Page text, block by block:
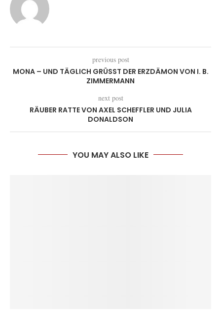
previous post
MONA – UND TÄGLICH GRÜSST DER ERZDÄMON VON I. B. Z
IMMERMANN
next post
RÄUBER RATTE VON AXEL SCHEFFLER UND JULIA
DONALDSON
YOU MAY ALSO LIKE